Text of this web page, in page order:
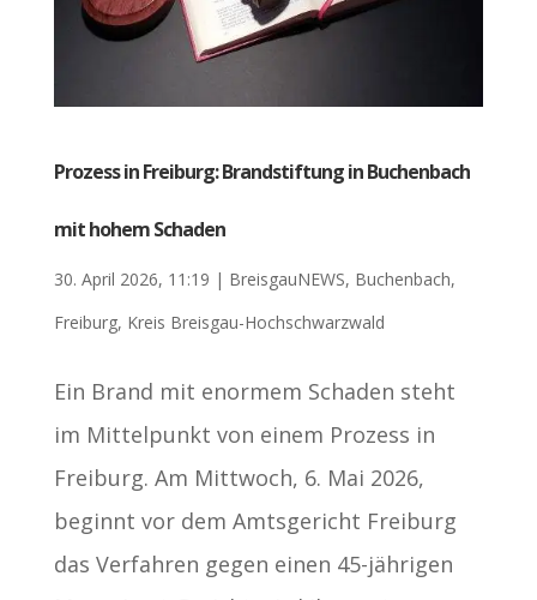
Prozess in Freiburg: Brandstiftung in Buchenbach
mit hohem Schaden
30. April 2026, 11:19 | BreisgauNEWS, Buchenbach,
Freiburg, Kreis Breisgau-Hochschwarzwald
Ein Brand mit enormem Schaden steht
im Mittelpunkt von einem Prozess in
Freiburg. Am Mittwoch, 6. Mai 2026,
beginnt vor dem Amtsgericht Freiburg
das Verfahren gegen einen 45-jährigen